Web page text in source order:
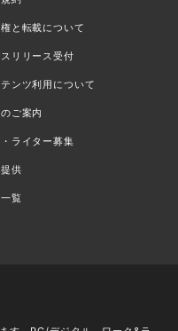
と転載について
リリース受付
ンツ利用について
ご案内
ライター募集
供
覧